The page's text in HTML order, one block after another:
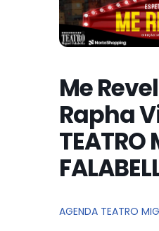
Me
Rapha
TEATRO
AGENDA TEATRO